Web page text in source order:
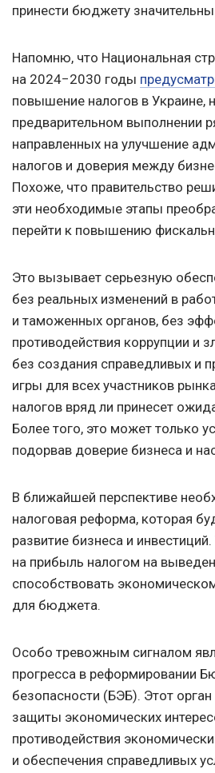
принести бюджету
Напомню, что Национальная
на 2024−2030 годы
повышение налогов в Украине,
предварительном выполнении
направленных на улучшение
налогов и доверия между
Похоже, что правительство
эти необходимые этапы
перейти к повышению
Это вызывает серьезную
без реальных изменений в
и таможенных органов, без
противодействия коррупции и
без создания справедливых и
игры для всех участников
налогов вряд ли принесет
Более того, это может только
подорвав доверие бизнеса и
В ближайшей перспективе
налоговая реформа, которая
развитие бизнеса и
на прибыль налогом на
способствовать
для бюджета.
Особо тревожным сигналом
прогресса в реформировании
безопасности (БЭБ). Этот
защиты экономических
противодействия
и обеспечения справедливых